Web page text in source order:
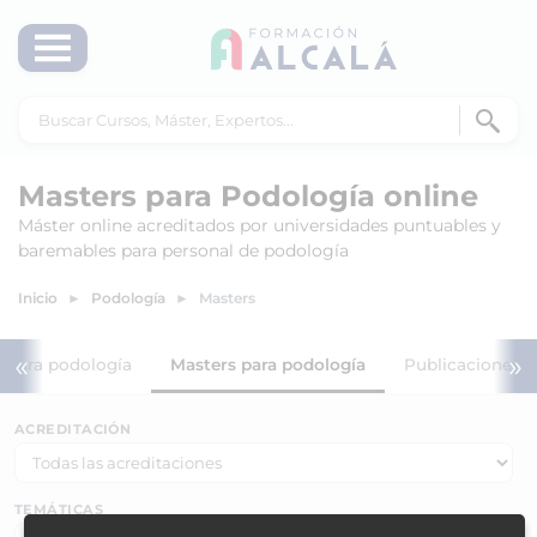
Masters para Podología online
Máster online acreditados por universidades puntuables y
baremables para personal de podología
Inicio Podología Masters
« podología Masters para podología Publicaciones
»
ACREDITACIÓN
TEMÁTICAS